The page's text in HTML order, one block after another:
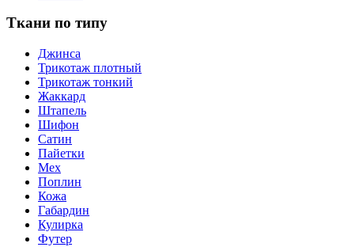
Ткани по типу
Джинса
Трикотаж плотный
Трикотаж тонкий
Жаккард
Штапель
Шифон
Сатин
Пайетки
Мех
Поплин
Кожа
Габардин
Кулирка
Футер